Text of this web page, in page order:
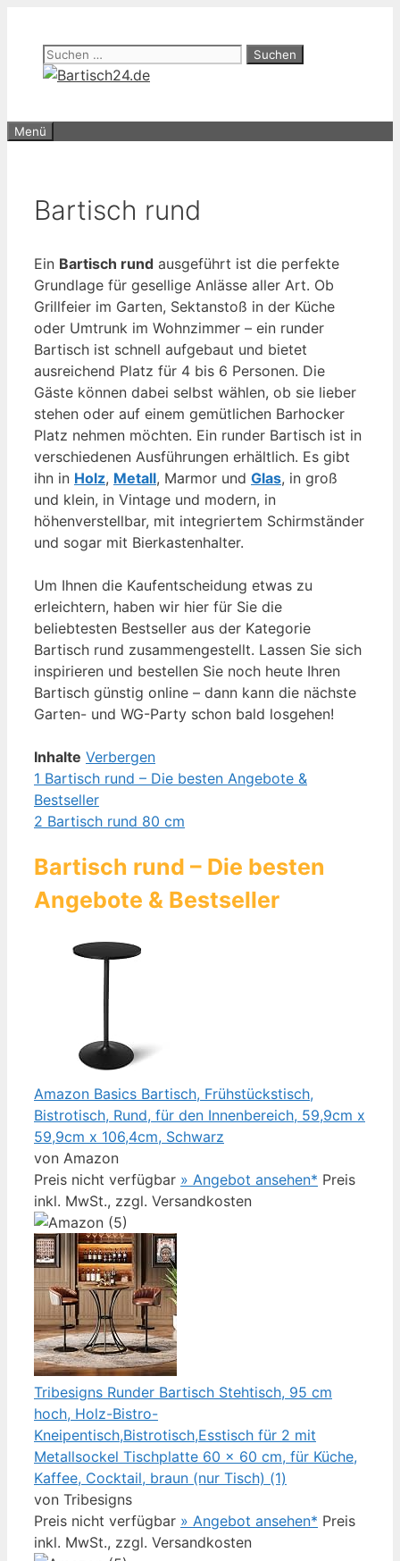
springenSuchen
nach:
Menü
Bartisch rund
Ein Bartisch rund ausgeführt ist die perfekte
Grundlage für gesellige Anlässe aller Art. Ob
Grillfeier im Garten, Sektanstoß in der Küche
oder Umtrunk im Wohnzimmer – ein runder
Bartisch ist schnell aufgebaut und bietet
ausreichend Platz für 4 bis 6 Personen. Die
Gäste können dabei selbst wählen, ob sie lieber
stehen oder auf einem gemütlichen Barhocker
Platz nehmen möchten. Ein runder Bartisch ist in
verschiedenen Ausführungen erhältlich. Es gibt
ihn in Holz, Metall, Marmor und Glas, in groß
und klein, in Vintage und modern, in
höhenverstellbar, mit integriertem Schirmständer
und sogar mit Bierkastenhalter.
Um Ihnen die Kaufentscheidung etwas zu
erleichtern, haben wir hier für Sie die
beliebtesten Bestseller aus der Kategorie
Bartisch rund zusammengestellt. Lassen Sie sich
inspirieren und bestellen Sie noch heute Ihren
Bartisch günstig online – dann kann die nächste
Garten- und WG-Party schon bald losgehen!
Inhalte Verbergen
1 Bartisch rund – Die besten Angebote &
Bestseller
2 Bartisch rund 80 cm
Bartisch rund – Die besten
Angebote & Bestseller
Amazon Basics Bartisch, Frühstückstisch,
Bistrotisch, Rund, für den Innenbereich, 59,9cm x
59,9cm x 106,4cm, Schwarz
von Amazon
Preis nicht verfügbar » Angebot ansehen* Preis
inkl. MwSt., zzgl. Versandkosten
Tribesigns Runder Bartisch Stehtisch, 95 cm
hoch, Holz-Bistro-
Kneipentisch,Bistrotisch,Esstisch für 2 mit
Metallsockel Tischplatte 60 x 60 cm, für Küche,
Kaffee, Cocktail, braun (nur Tisch) (1)
von Tribesigns
Preis nicht verfügbar » Angebot ansehen* Preis
inkl. MwSt., zzgl. Versandkosten